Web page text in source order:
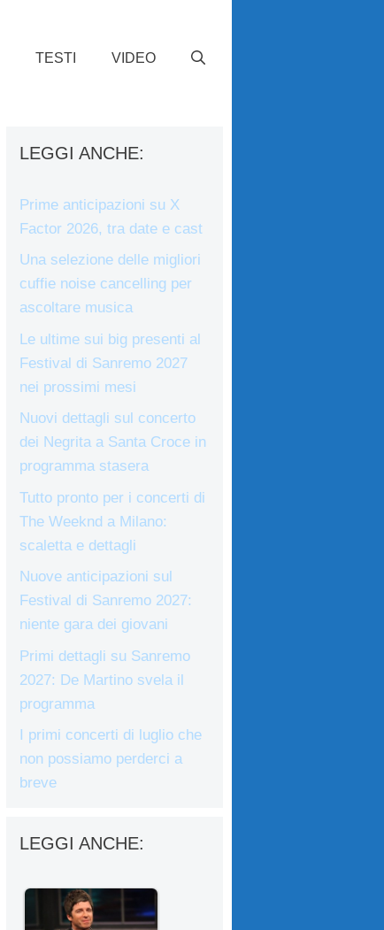
TESTI VIDEO
LEGGI ANCHE:
Prime anticipazioni su X
Factor 2026, tra date e cast
Una selezione delle migliori
cuffie noise cancelling per
ascoltare musica
Le ultime sui big presenti al
Festival di Sanremo 2027
nei prossimi mesi
Nuovi dettagli sul concerto
dei Negrita a Santa Croce in
programma stasera
Tutto pronto per i concerti di
The Weeknd a Milano:
scaletta e dettagli
Nuove anticipazioni sul
Festival di Sanremo 2027:
niente gara dei giovani
Primi dettagli su Sanremo
2027: De Martino svela il
programma
I primi concerti di luglio che
non possiamo perderci a
breve
LEGGI ANCHE: